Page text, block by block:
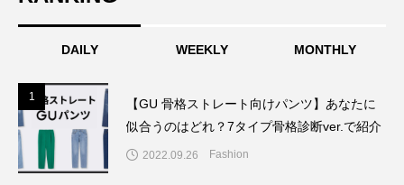
DAILY WEEKLY MONTHLY
1
【GU 骨格ストレート向けパンツ】あなたに
似合うのはどれ？7タイプ骨格診断ver.で紹介
2022.09.26 Fashion